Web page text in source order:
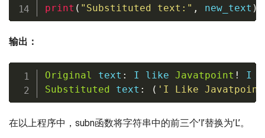
print ( "Substituted text:" , new_text )
输出：
Original text : I like Javatpoint !
I
Substituted text : ( 'I Like
在以上程序中，subn函数将字符串中的前三个’l’替换为’L’。